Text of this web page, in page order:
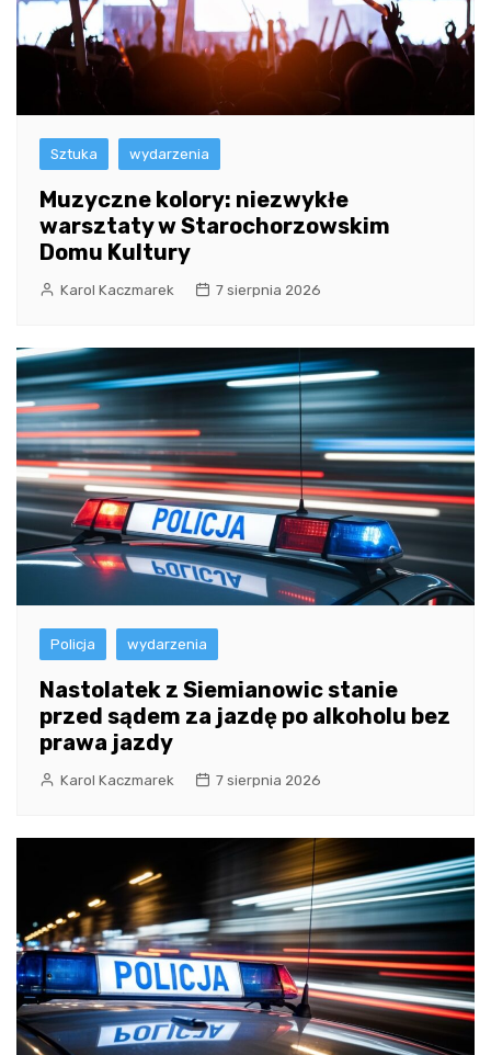
Sztuka wydarzenia
Muzyczne kolory: niezwykłe
warsztaty w Starochorzowskim
Domu Kultury
Karol Kaczmarek 7 sierpnia 2026
Policja wydarzenia
Nastolatek z Siemianowic stanie
przed sądem za jazdę po alkoholu bez
prawa jazdy
Karol Kaczmarek 7 sierpnia 2026